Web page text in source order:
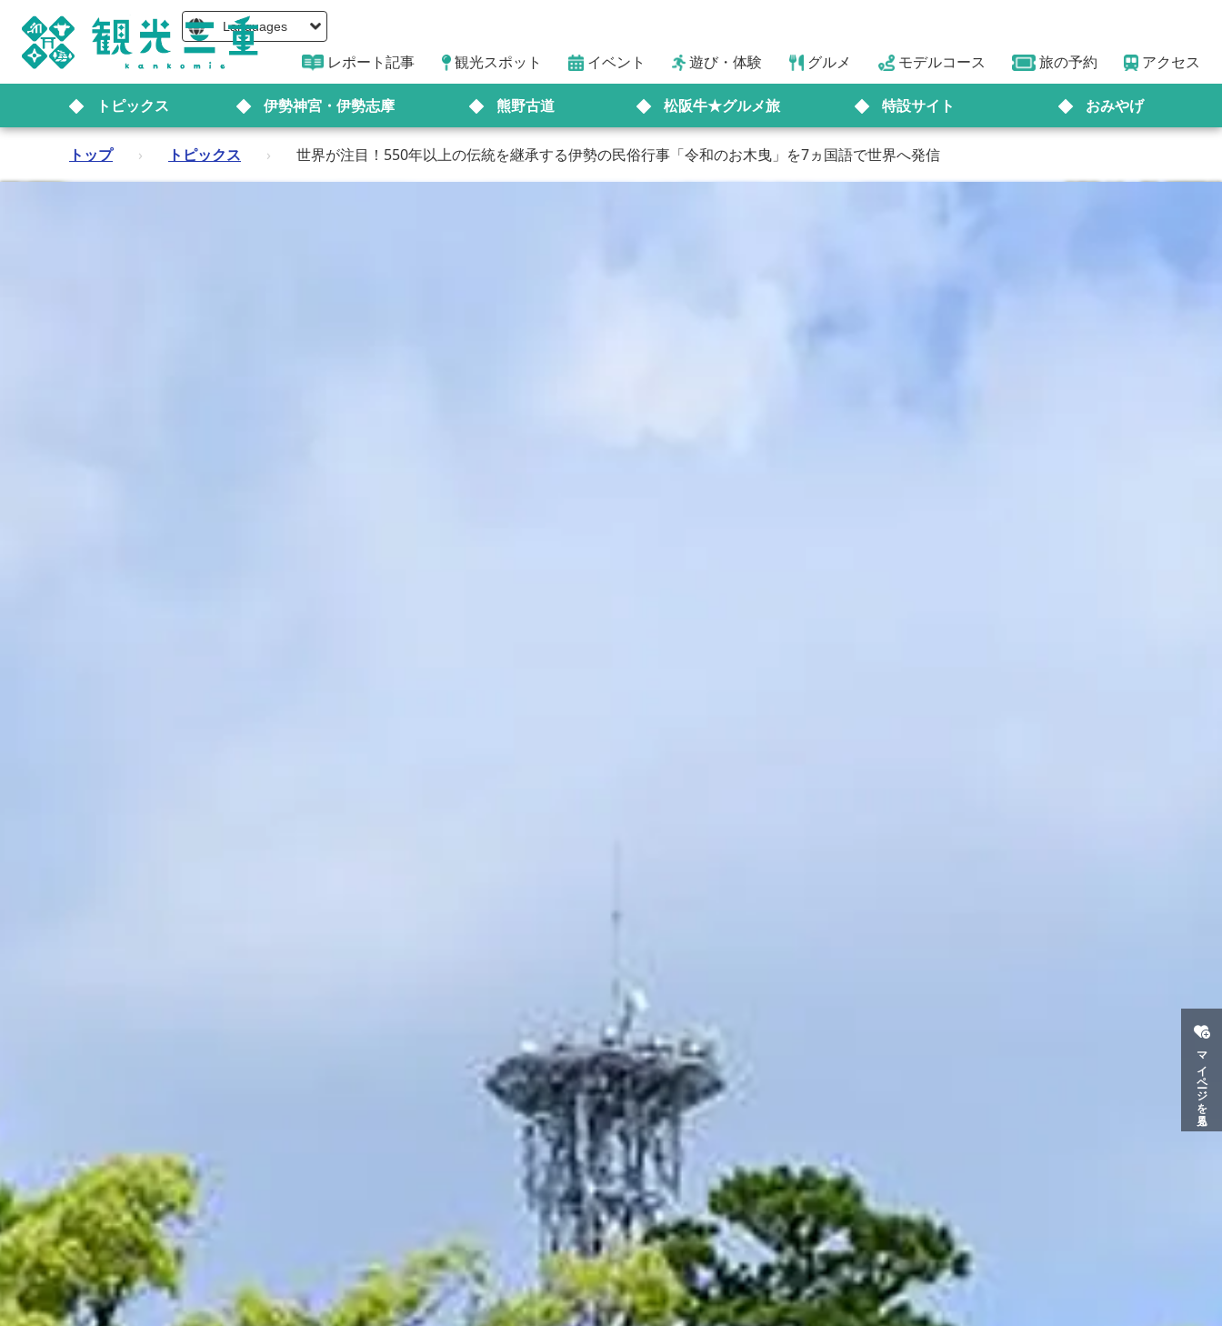
Languages
レポート記事 観光スポット イベント 遊び・体験 グルメ モデルコース 旅の予約 アクセス
トピックス 伊勢神宮・伊勢志摩 熊野古道 松阪牛★グルメ旅 特設サイト おみやげ
マイページを見る
トップ › トピックス › 世界が注目！550年以上の伝統を継承する伊勢の民俗行事「令和のお木曳」を7ヵ国語で世界へ発信